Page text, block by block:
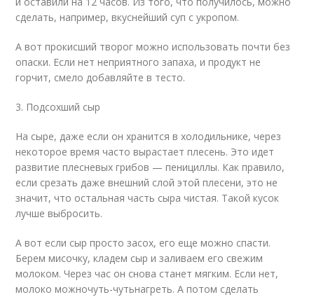
сделать, например, вкуснейший суп с укропом.
А вот прокисший творог можно использовать почти без
опаски. Если нет неприятного запаха, и продукт не
горчит, смело добавляйте в тесто.
3. Подсохший сыр
На сыре, даже если он хранится в холодильнике, через
некоторое время часто вырастает плесень. Это идет
развитие плесневых грибов — пенициллы. Как правило,
если срезать даже внешний слой этой плесени, это не
значит, что остальная часть сыра чистая. Такой кусок
лучше выбросить.
А вот если сыр просто засох, его еще можно спасти.
Берем мисочку, кладем сыр и заливаем его свежим
молоком. Через час он снова станет мягким. Если нет,
молоко можночуть-чутьнагреть. А потом сделать